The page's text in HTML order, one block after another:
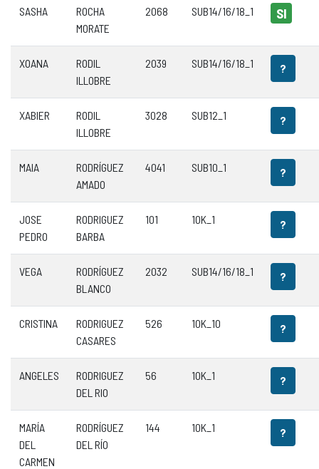
SASHA
ROCHA
MORATE
2068 SUB14/16/18_1 SI
XOANA
RODIL
ILLOBRE
2039 SUB14/16/18_1 ?
XABIER
RODIL
ILLOBRE
3028 SUB12_1 ?
MAIA
RODRÍGUEZ
AMADO
4041 SUB10_1 ?
JOSE
PEDRO
RODRIGUEZ
BARBA
101 10K_1 ?
VEGA
RODRÍGUEZ
BLANCO
2032 SUB14/16/18_1 ?
CRISTINA
RODRIGUEZ
CASARES
526 10K_10 ?
ANGELES
RODRIGUEZ
DEL RIO
56 10K_1 ?
MARÍA
DEL
CARMEN
RODRÍGUEZ
DEL RÍO
144 10K_1 ?